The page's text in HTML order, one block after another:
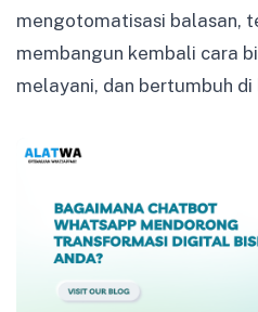
mengotomatisasi balasan,
membangun kembali cara
melayani, dan bertumbuh